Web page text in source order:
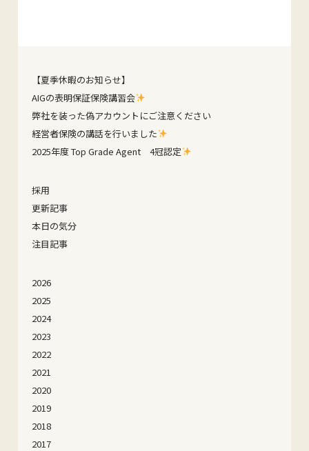
【夏季休暇のお知らせ】
AIGの表明保証保険講習会
弊社を装った偽アカウントにご注意ください
経営者保険の講話を行いました
2025年度 Top Grade Agent 4冠認定
採用
更新記事
本日の気分
注目記事
2026
2025
2024
2023
2022
2021
2020
2019
2018
2017